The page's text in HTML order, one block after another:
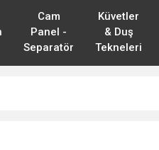
Cam
Panel -
Separatör
Küvetler
& Duş
Tekneleri